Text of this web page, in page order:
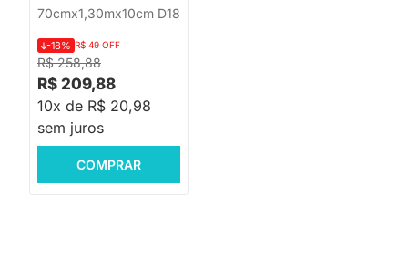
70cmx1,30mx10cm D18
R$ 258,88
-18% R$ 49 OFF
R$ 209,88
10x de R$ 20,98
sem juros
COMPRAR